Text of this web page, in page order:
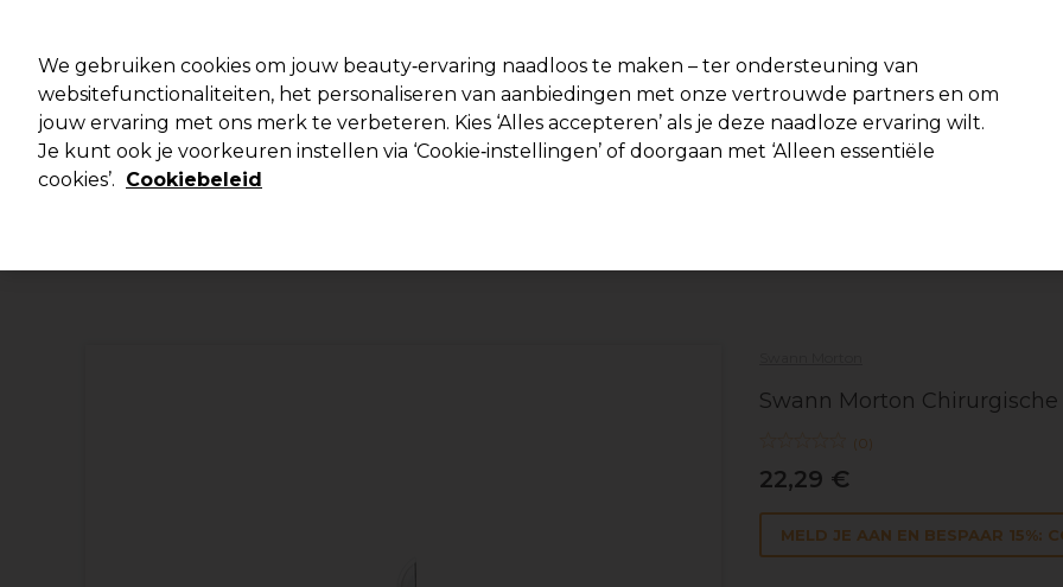
Merken
Deals 🌟 Haar Elektra Beauty Salon interieur Mannen Vegan
Volgende dag geleverd*
Swann Morton Chirurgische
(0)
22,29 €
MELD JE AAN EN BESPAAR 15%:
We gebruiken cookies om jouw beauty‑ervaring naadloos te maken – ter ondersteuning van
websitefunctionaliteiten, het personaliseren van aanbiedingen met onze vertrouwde partners en om
jouw ervaring met ons merk te verbeteren. Kies ‘Alles accepteren’ als je deze naadloze ervaring wilt.
Je kunt ook je voorkeuren instellen via ‘Cookie‑instellingen’ of doorgaan met ‘Alleen essentiële
cookies’. Cookiebeleid